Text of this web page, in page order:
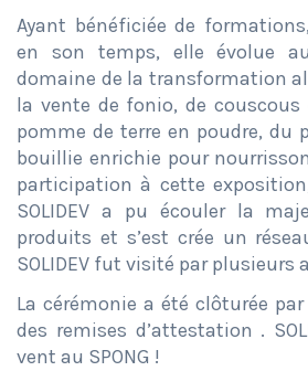
Ayant bénéficiée de
en son temps, elle évolue
domaine de la transformation
la vente de fonio, de
pomme de terre en poudre, du
bouillie enrichie pour
participation à cette
SOLIDEV a pu écouler la
produits et s’est crée un
SOLIDEV fut visité par plusieurs
La cérémonie a été clôturée
des remises d’attestation .
vent au SPONG !